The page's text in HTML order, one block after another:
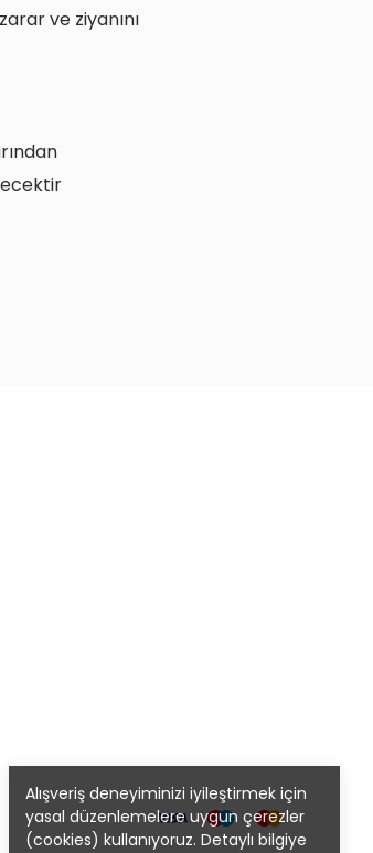
Alışveriş deneyiminizi iyileştirmek için
yasal düzenlemelere uygun çerezler
(cookies) kullanıyoruz. Detaylı bilgiye
ve ziyanını